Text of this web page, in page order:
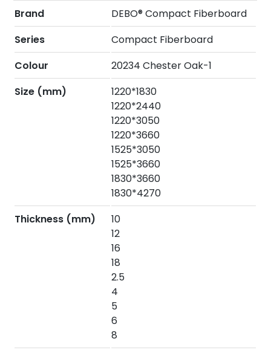
Brand
DEBO® Compact Fiberboard
Series
Compact Fiberboard
Colour
20234 Chester Oak-1
Size (mm)
1220*1830
1220*2440
1220*3050
1220*3660
1525*3050
1525*3660
1830*3660
1830*4270
Thickness (mm)
10
12
16
18
2.5
4
5
6
8